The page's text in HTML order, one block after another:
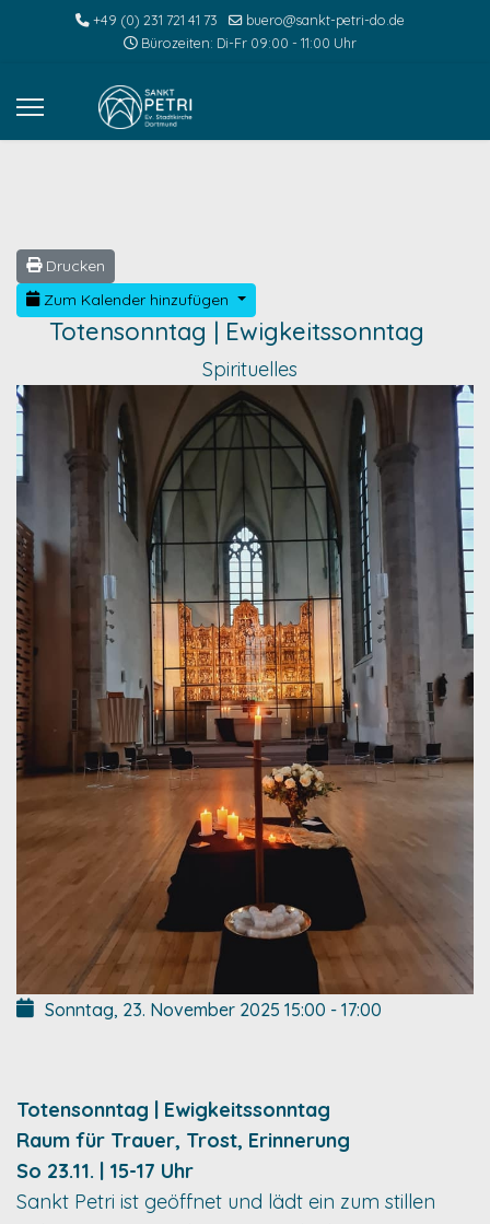
+49 (0) 231 721 41 73
buero@sankt-petri-do.de
Bürozeiten: Di-Fr 09:00 - 11:00 Uhr
Drucken
Zum Kalender hinzufügen
Totensonntag | Ewigkeitssonntag
Spirituelles
Sonntag, 23. November 2025 15:00 - 17:00
Totensonntag | Ewigkeitssonntag
Raum für Trauer, Trost, Erinnerung
So 23.11. | 15-17 Uhr
Sankt Petri ist geöffnet und lädt ein zum stillen